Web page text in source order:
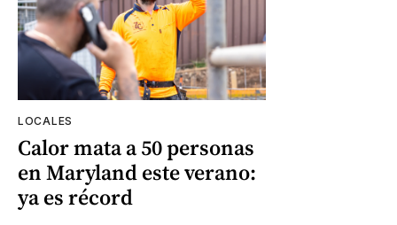
LOCALES
Calor mata a 50 personas
en Maryland este verano:
ya es récord